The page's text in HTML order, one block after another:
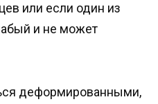
или если один из
и не может
деформированными,